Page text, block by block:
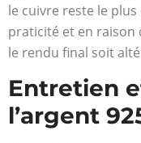
le cuivre reste le
praticité et en raison
le rendu final soit
Entretien
l’argent